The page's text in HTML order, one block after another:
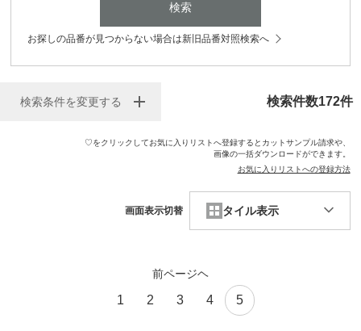
検索
お探しの品番が見つからない場合は新旧品番対照検索へ
検索条件を変更する 検索件数172件
♡をクリックしてお気に入りリストへ登録するとカットサンプル請求や、
画像の一括ダウンロードができます。
お気に入りリストへの登録方法
画面表示切替 タイル表示
前ページヘ
1 2 3 4 5